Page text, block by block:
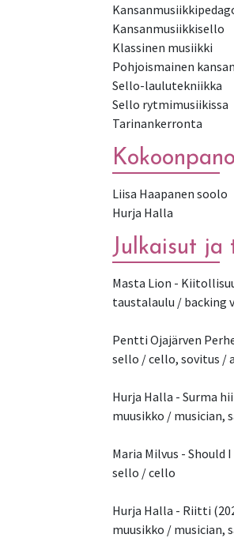
Kansanmusiikkisello
Klassinen musiikki
Pohjoismainen
Sello-laulutekniikka
Sello rytmimusiikissa
Tarinankerronta
Kokoonpano
Liisa Haapanen soolo
Hurja Halla
Julkaisut ja
Masta Lion -
​taustalaulu / backing
​Pentti Ojajärven
sello / cello, sovitus /
Hurja Halla - Surma
muusikko / musician,
Maria Milvus - Should
sello / cello
Hurja Halla - Riitti
muusikko / musician,